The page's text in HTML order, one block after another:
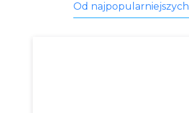
Od najpopularniejszych